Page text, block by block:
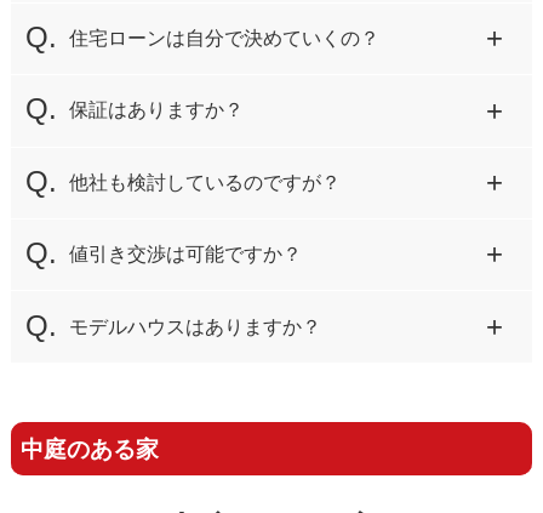
住宅ローンは自分で決めていくの？
保証はありますか？
他社も検討しているのですが？
値引き交渉は可能ですか？
モデルハウスはありますか？
中庭のある家